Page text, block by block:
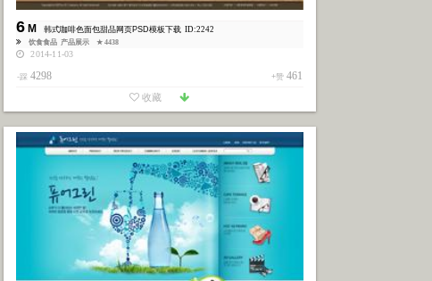
6M 韩式咖啡色面包甜品网页PSD模板下载 ID:2242
饮食食品 产品展示 ★ 4438
2014-11-03
-踩 4298 +赞461
收藏